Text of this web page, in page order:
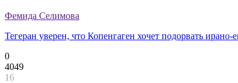
Фемида Селимова
Тегеран уверен, что Копенгаген хочет подорвать ирано-
0
4049
16